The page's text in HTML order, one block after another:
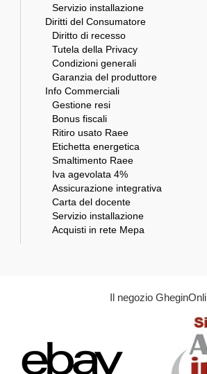
Servizio installazione
Diritti del Consumatore
Diritto di recesso
Tutela della Privacy
Condizioni generali
Garanzia del produttore
Info Commerciali
Gestione resi
Bonus fiscali
Ritiro usato Raee
Etichetta energetica
Smaltimento Raee
Iva agevolata 4%
Assicurazione integrativa
Carta del docente
Servizio installazione
Acquisti in rete Mepa
Il negozio